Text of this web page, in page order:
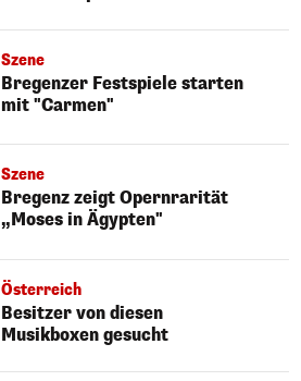
Szene
Bregenzer Festspiele starten
mit "Carmen"
Szene
Bregenz zeigt Opernrarität
„Moses in Ägypten"
Österreich
Besitzer von diesen
Musikboxen gesucht